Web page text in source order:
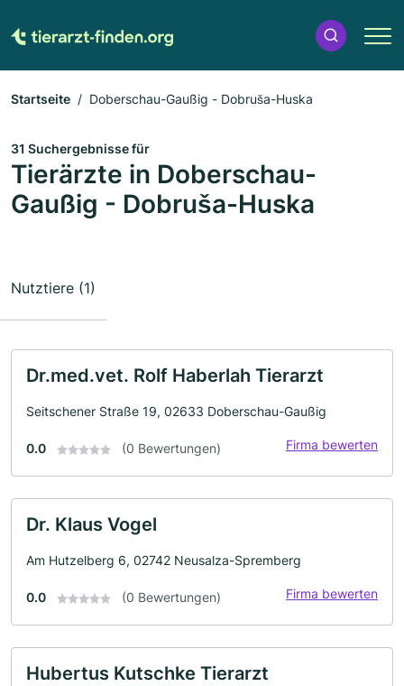
Startseite Doberschau-Gaußig - Dobruša-Huska
31 Suchergebnisse für
Tierärzte in Doberschau-
Gaußig - Dobruša-Huska
Nutztiere (1)
Dr.med.vet. Rolf Haberlah Tierarzt
Seitschener Straße 19, 02633 Doberschau-Gaußig
0.0 (0 Bewertungen) Firma bewerten
Dr. Klaus Vogel
Am Hutzelberg 6, 02742 Neusalza-Spremberg
0.0 (0 Bewertungen) Firma bewerten
Hubertus Kutschke Tierarzt